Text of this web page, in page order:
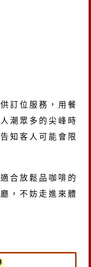
訂位服務，用餐
潮眾多的尖峰時
知客人可能會限
合放鬆品咖啡的
，不妨走進來體